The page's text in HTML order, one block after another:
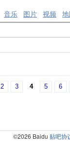
音乐 图片 视频
2 3 4 5 6
©2026 Baidu 贴吧协